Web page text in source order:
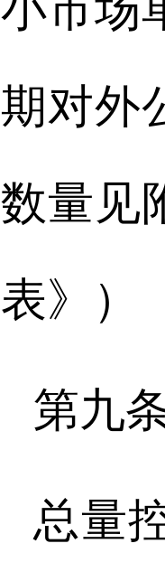
期对外
数量见
表》）
第九
总量